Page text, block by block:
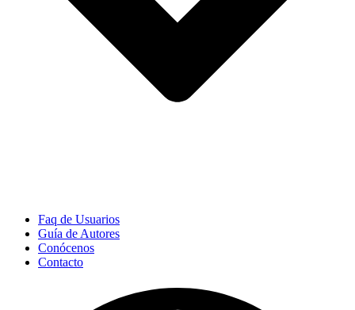
Faq de Usuarios
Guía de Autores
Conócenos
Contacto